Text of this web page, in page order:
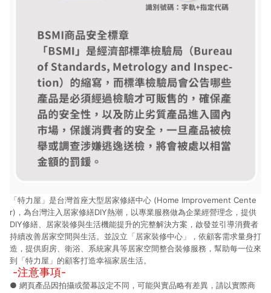
「特力屋」是台灣首座大型居家修繕中心 (Home Improvement Cente
r)，為台灣注入居家修繕DIY熱潮，以專業服務做為企業經營理念，提供
DIY修繕、居家裝修與生活機能提升的完整解決方案，啟發並引導消費者
持續改善居家空間與生活。並設立「居家裝修中心」，依顧客需求量身打
造，提供廚房、衛浴、系統家具等居家空間整合裝修服務，幫助每一位來
到「特力屋」的顧客打造幸福家居生活。
-注意事項-
● 網頁產品因拍攝或螢幕設定不同，可能與實品略有差異，請以實際商